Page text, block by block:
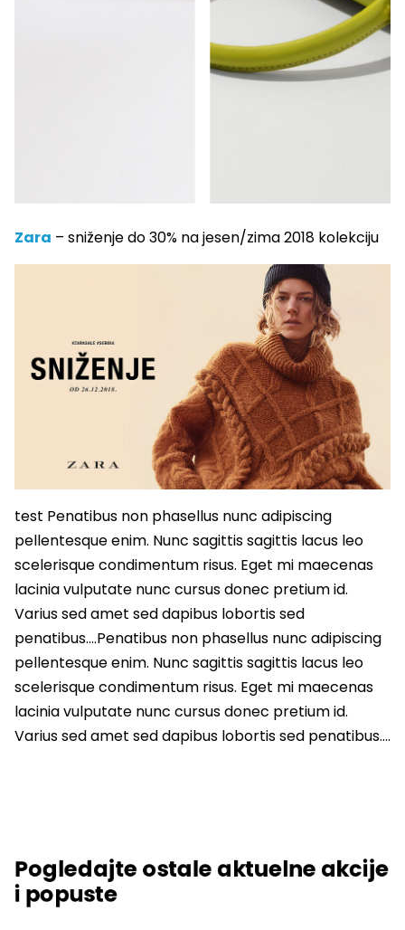
Zara – sniženje do 30% na jesen/zima 2018 kolekciju
test Penatibus non phasellus nunc adipiscing
pellentesque enim. Nunc sagittis sagittis lacus leo
scelerisque condimentum risus. Eget mi maecenas
lacinia vulputate nunc cursus donec pretium id.
Varius sed amet sed dapibus lobortis sed
penatibus….Penatibus non phasellus nunc adipiscing
pellentesque enim. Nunc sagittis sagittis lacus leo
scelerisque condimentum risus. Eget mi maecenas
lacinia vulputate nunc cursus donec pretium id.
Varius sed amet sed dapibus lobortis sed penatibus….
Pogledajte ostale aktuelne akcije
i popuste